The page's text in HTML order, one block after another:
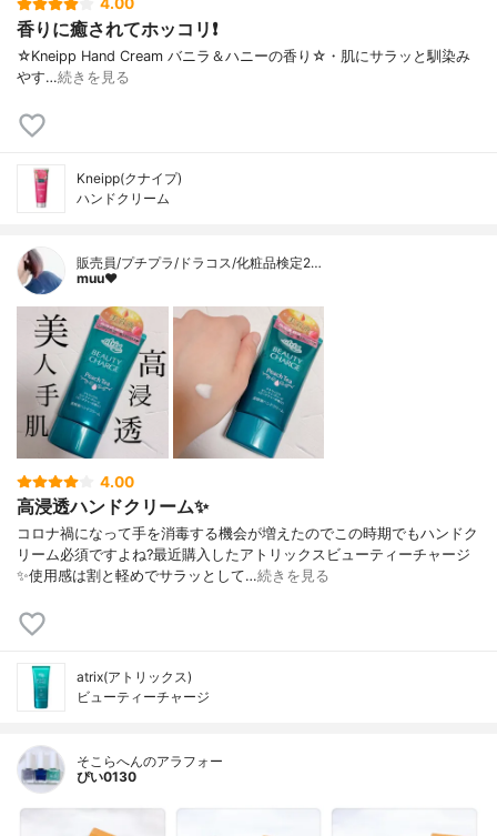
4.00
香りに癒されてホッコリ❗
☆Kneipp Hand Cream バニラ＆ハニーの香り☆・肌にサラッと馴染み
やす…続きを見る
Kneipp(クナイプ)
ハンドクリーム
販売員/プチプラ/ドラコス/化粧品検定2…
muu❤︎
4.00
高浸透ハンドクリーム✨
コロナ禍になって手を消毒する機会が増えたのでこの時期でもハンドク
リーム必須ですよね?最近購入したアトリックスビューティーチャージ
✨使用感は割と軽めでサラッとして…続きを見る
atrix(アトリックス)
ビューティーチャージ
そこらへんのアラフォー
ぴい0130